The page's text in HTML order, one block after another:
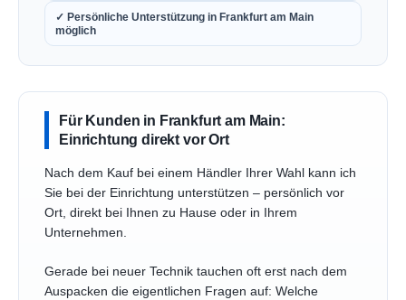
✓ Persönliche Unterstützung in Frankfurt am Main
möglich
Für Kunden in Frankfurt am Main:
Einrichtung direkt vor Ort
Nach dem Kauf bei einem Händler Ihrer Wahl kann ich
Sie bei der Einrichtung unterstützen – persönlich vor
Ort, direkt bei Ihnen zu Hause oder in Ihrem
Unternehmen.
Gerade bei neuer Technik tauchen oft erst nach dem
Auspacken die eigentlichen Fragen auf: Welche